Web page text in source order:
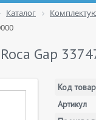
Каталог
Gap
Код
Артикул